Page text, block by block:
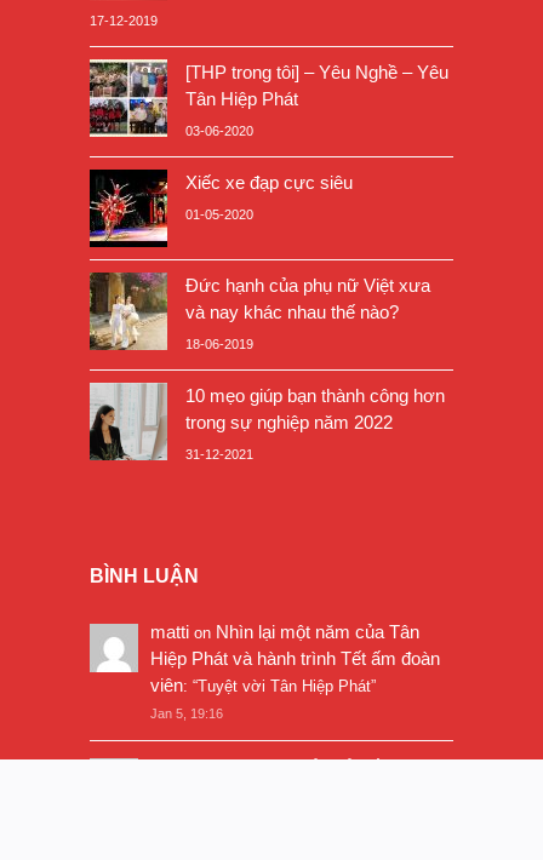
17-12-2019
[THP trong tôi] – Yêu Nghề – Yêu
Tân Hiệp Phát
03-06-2020
Xiếc xe đạp cực siêu
01-05-2020
Đức hạnh của phụ nữ Việt xưa
và nay khác nhau thế nào?
18-06-2019
10 mẹo giúp bạn thành công hơn
trong sự nghiệp năm 2022
31-12-2021
BÌNH LUẬN
matti on Nhìn lại một năm của Tân
Hiệp Phát và hành trình Tết ấm đoàn
viên: “Tuyệt vời Tân Hiệp Phát”
Jan 5, 19:16
Chuyển đổi số: Người